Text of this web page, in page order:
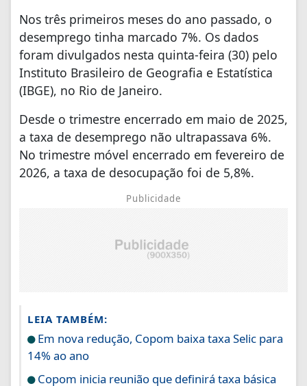
Nos três primeiros meses do ano passado, o
desemprego tinha marcado 7%. Os dados
foram divulgados nesta quinta-feira (30) pelo
Instituto Brasileiro de Geografia e Estatística
(IBGE), no Rio de Janeiro.
Desde o trimestre encerrado em maio de 2025,
a taxa de desemprego não ultrapassava 6%.
No trimestre móvel encerrado em fevereiro de
2026, a taxa de desocupação foi de 5,8%.
Publicidade
LEIA TAMBÉM:
Em nova redução, Copom baixa taxa Selic para
14% ao ano
Copom inicia reunião que definirá taxa básica